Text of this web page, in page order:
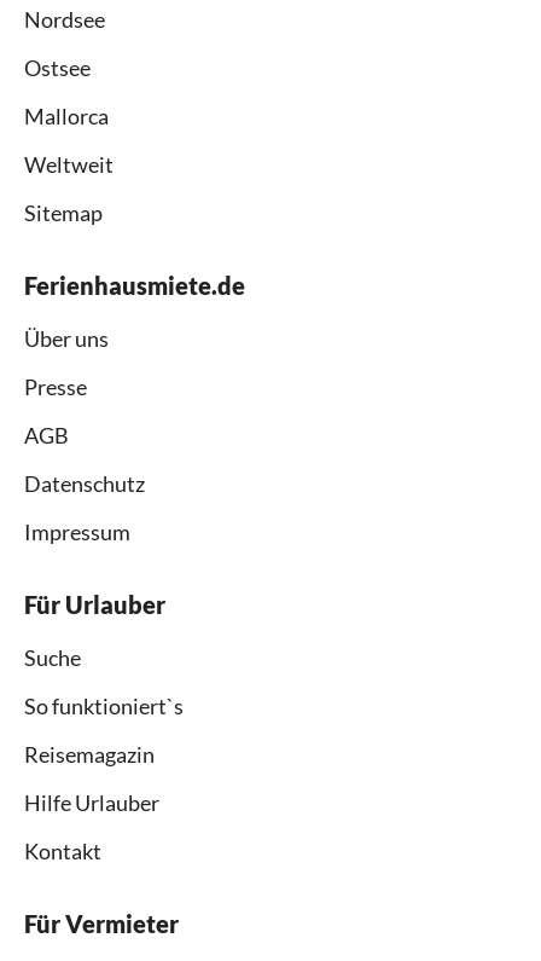
Nordsee
Ostsee
Mallorca
Weltweit
Sitemap
Ferienhausmiete.de
Über uns
Presse
AGB
Datenschutz
Impressum
Für Urlauber
Suche
So funktioniert`s
Reisemagazin
Hilfe Urlauber
Kontakt
Für Vermieter